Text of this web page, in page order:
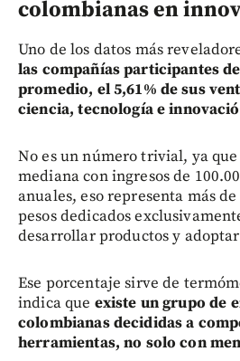
colombianas en
Uno de los datos más
las compañías participantes
promedio, el 5,61% de sus
ciencia, tecnología e
No es un número trivial, ya
mediana con ingresos de
anuales, eso representa más
pesos dedicados
desarrollar productos y
Ese porcentaje sirve de
indica que existe un grupo de
colombianas decididas a
herramientas, no solo con